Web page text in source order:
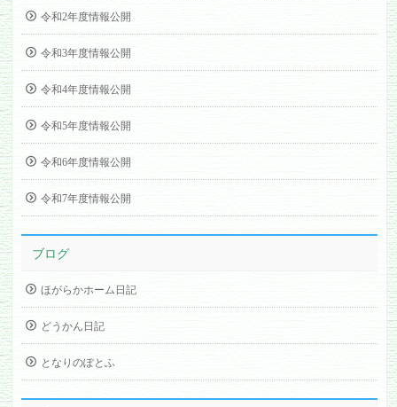
令和2年度情報公開
令和3年度情報公開
令和4年度情報公開
令和5年度情報公開
令和6年度情報公開
令和7年度情報公開
ブログ
ほがらかホーム日記
どうかん日記
となりのぽとふ